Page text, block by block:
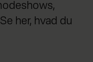
her, hvad du